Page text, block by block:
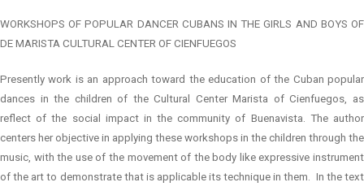
WORKSHOPS OF POPULAR DANCER CUBANS IN THE GIRLS AND BOYS OF
DE MARISTA CULTURAL CENTER OF CIENFUEGOS
Presently work is an approach toward the education of the Cuban popular
dances in the children of the Cultural Center Marista of Cienfuegos, as
reflect of the social impact in the community of Buenavista. The author
centers her objective in applying these workshops in the children through the
music, with the use of the movement of the body like expressive instrument
of the art to demonstrate that is applicable its technique in them. In the text